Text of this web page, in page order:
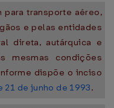
para transporte aéreo,
e pelas entidades
direta, autárquica e
mesmas condições
dispõe o inciso
21 de junho de 1993.